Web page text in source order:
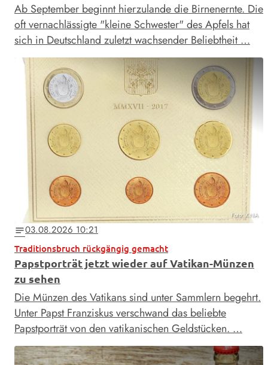
Ab September beginnt hierzulande die Birnenernte. Die
oft vernachlässigte "kleine Schwester" des Apfels hat
sich in Deutschland zuletzt wachsender Beliebtheit …
Foto: KNA
notes03.08.2026 10:21
Traditionsbruch rückgängig gemacht
Papstporträt jetzt wieder auf Vatikan-Münzen
zu sehen
Die Münzen des Vatikans sind unter Sammlern begehrt.
Unter Papst Franziskus verschwand das beliebte
Papstporträt von den vatikanischen Geldstücken. …